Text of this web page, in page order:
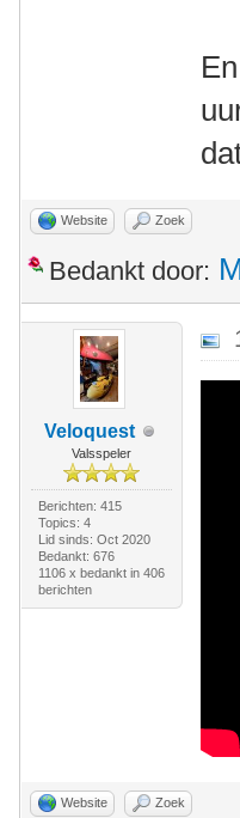
Website Zoek
Bedankt door:
Veloquest
Valsspeler
Berichten: 415
Topics: 4
Lid sinds: Oct 2020
Bedankt: 676
1106 x bedankt in 406
berichten
Website Zoek